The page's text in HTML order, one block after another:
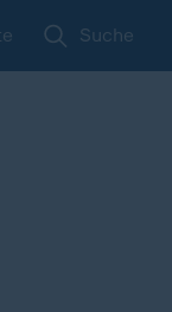
Suche